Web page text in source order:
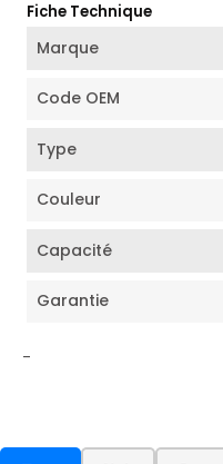
Fiche Technique
Marque
Code OEM
Type
Couleur
Capacité
Garantie
-